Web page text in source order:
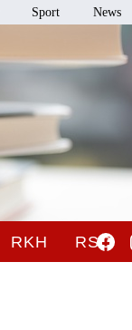
Sport News
RKH RSO